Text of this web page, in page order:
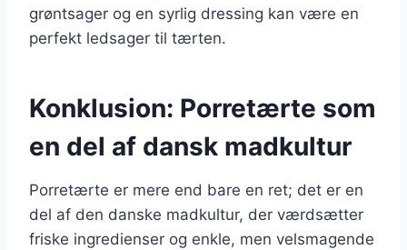
grøntsager og en syrlig dressing kan være en
perfekt ledsager til tærten.
Konklusion: Porretærte som
en del af dansk madkultur
Porretærte er mere end bare en ret; det er en
del af den danske madkultur, der værdsætter
friske ingredienser og enkle, men velsmagende